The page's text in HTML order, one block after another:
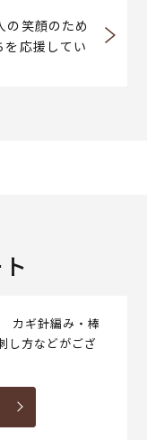
の笑顔のため
を応援してい
カギ針編み・棒
し方などがござ